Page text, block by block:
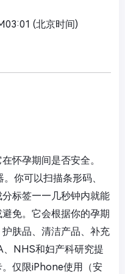
(北京时间)
怀孕期间是否安全。
你可以扫描条形码、
分标签——几秒钟内就能
免。它会根据你的孕期
肤品、清洁产品、补充
、NHS和妇产科研究提
仅限iPhone使用（安